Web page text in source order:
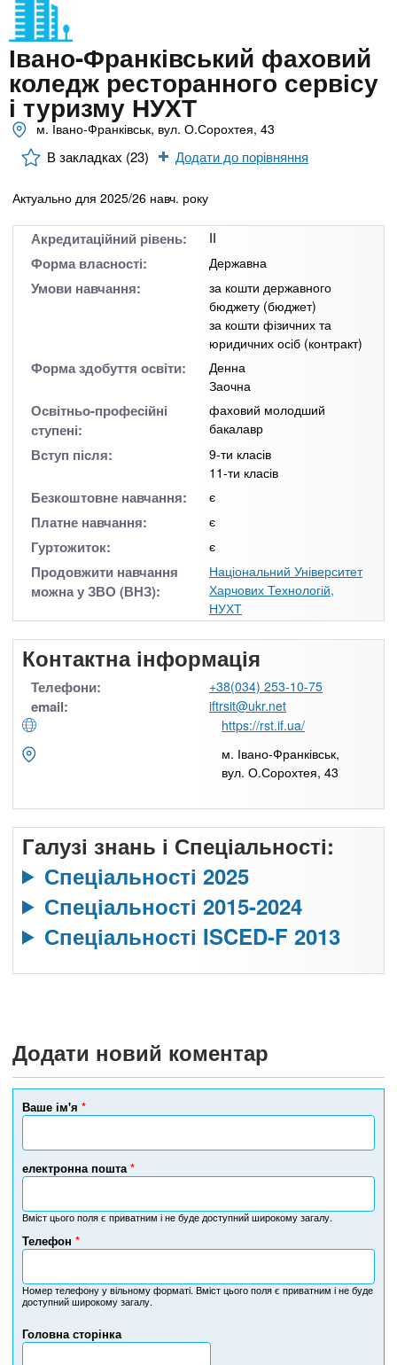
n
t
s
.
i
n
o
и
х
з
а
к
л
Онлайн курси
За кордоном
Івано-Франківський фаховий
коледж ресторанного сервісу
і туризму НУХТ
м. Івано-Франківськ, вул. О.Сорохтея, 43
В закладках (23) Додати до порівняння
Актуально для 2025/26 навч. року
Акредитаційний рівень: II
Форма власності: Державна
Умови навчання:
за кошти державного
бюджету (бюджет)
за кошти фізичних та
юридичних осіб (контракт)
Форма здобуття освіти:
Денна
Заочна
Освітньо-професійні
ступені:
фаховий молодший
бакалавр
Вступ після:
9-ти класів
11-ти класів
Безкоштовне навчання: є
Платне навчання: є
Гуртожиток: є
Продовжити навчання
можна у ЗВО (ВНЗ):
Національний Університет
Харчових Технологій,
НУХТ
Контактна інформація
Телефони: +38(034) 253-10-75
email:
iftrsit@ukr.net
https://rst.if.ua/
м. Івано-Франківськ,
вул. О.Сорохтея, 43
Галузі знань і Спеціальності:
Спеціальності 2025
Спеціальності 2015-2024
Спеціальності ISCED-F 2013
Додати новий коментар
Ваше ім'я *
електронна пошта *
Вміст цього поля є приватним і не буде доступний широкому загалу.
Головна сторінка
Телефон *
Н
м
е
т
Номер телефону у вільному форматі. Вміст цього поля є приватним і не буде
доступний широкому загалу.